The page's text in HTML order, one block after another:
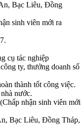
Bạc Liêu, Đồng
sinh viên mới ra
cụ tác nghiệp
ty, thưởng doanh số
thành tốt công việc.
nước.
nhận sinh viên mới
Bạc Liêu, Đồng Tháp,